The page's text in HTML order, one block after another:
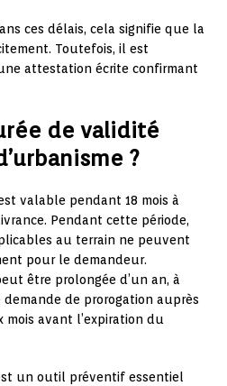
ces délais, cela signifie que la
Toutefois, il est
attestation écrite confirmant
de validité
?
valable pendant 18 mois à
Pendant cette période,
au terrain ne peuvent
pour le demandeur.
être prolongée d’un an, à
de prorogation auprès
mois avant l’expiration du
un outil préventif essentiel